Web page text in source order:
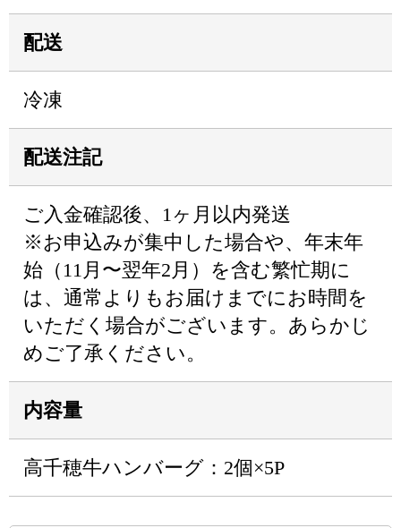
配送
冷凍
配送注記
ご入金確認後、1ヶ月以内発送
※お申込みが集中した場合や、年末年
始（11月〜翌年2月）を含む繁忙期に
は、通常よりもお届けまでにお時間を
いただく場合がございます。あらかじ
めご了承ください。
内容量
高千穂牛ハンバーグ：2個×5P